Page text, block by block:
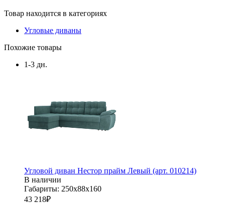
Товар находится в категориях
Угловые диваны
Похожие товары
1-3 дн.
Угловой диван Нестор прайм Левый (арт. 010214)
В наличии
Габариты: 250х88х160
43 218₽